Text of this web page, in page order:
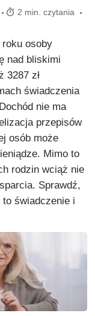
2 min. czytania
osoby
nad bliskimi
3287 zł
świadczenia
nie ma
przepisów
osób może
Mimo to
rodzin wciąż nie
Sprawdź,
to świadczenie i